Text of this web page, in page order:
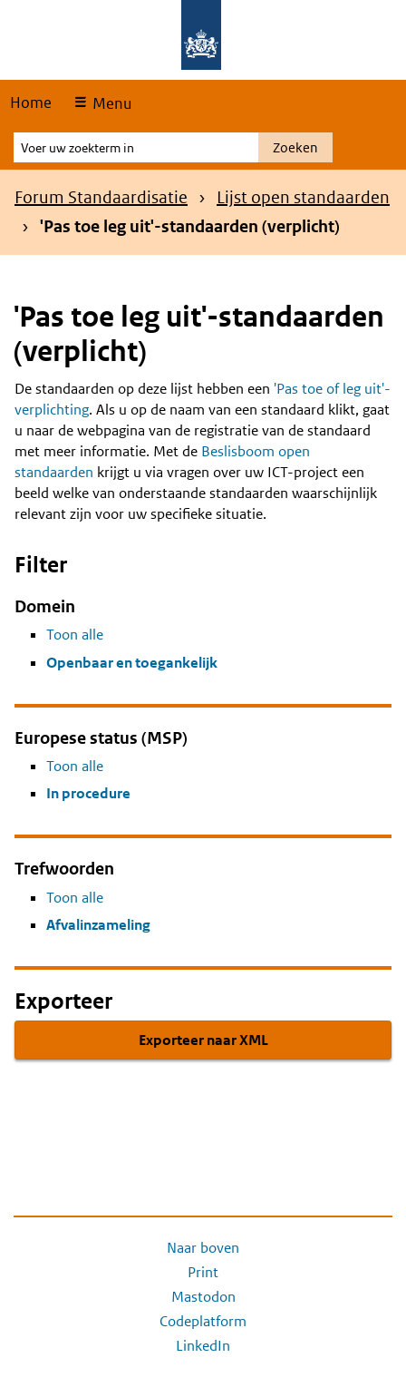
Home Menu
Voer
uw
zoekterm
Zoeken
Kruimelpad
Forum Standaardisatie
Lijst open standaarden
'Pas toe leg uit'-standaarden (verplicht)
'Pas toe leg uit'-standaarden
(verplicht)
Content
De standaarden op deze lijst hebben een 'Pas toe of leg uit'-
verplichting. Als u op de naam van een standaard klikt, gaat
u naar de webpagina van de registratie van de standaard
met meer informatie. Met de Beslisboom open
standaarden krijgt u via vragen over uw ICT-project een
beeld welke van onderstaande standaarden waarschijnlijk
relevant zijn voor uw specifieke situatie.
Filter
Domein
Toon alle
Openbaar en toegankelijk
Europese status (MSP)
Toon alle
In procedure
Trefwoorden
Toon alle
Afvalinzameling
Exporteer
Exporteer naar XML
Naar boven
Print
Mastodon
Codeplatform
LinkedIn